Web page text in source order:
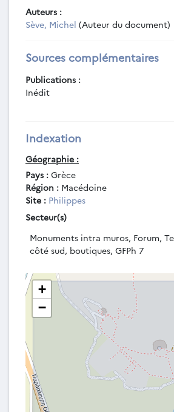
Auteurs :
Sève, Michel (Auteur du document)
Sources complémentaires
Publications :
Inédit
Indexation
Géographie :
Pays : Grèce
Région : Macédoine
Site : Philippes
Secteur(s)
Monuments intra muros, Forum,
côté sud, boutiques, GFPh 7
+
−